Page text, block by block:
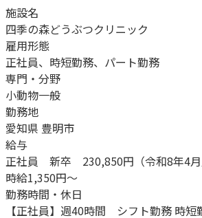
施設名
四季の森どうぶつクリニック
雇用形態
正社員、時短勤務、パート勤務
専門・分野
小動物一般
勤務地
愛知県 豊明市
給与
正社員 新卒 230,850円（令和8年4
時給1,350円～
勤務時間・休日
【正社員】週40時間 シフト勤務 時